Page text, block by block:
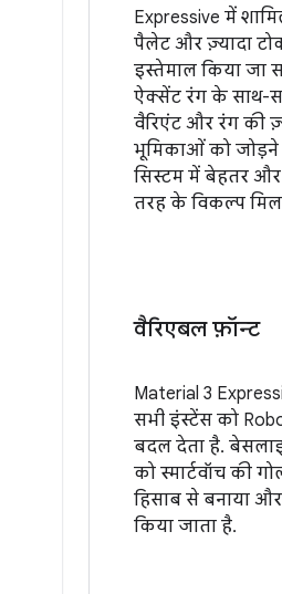
Expressive में
पैलेट और ज़्यादा
इस्तेमाल किया जा
ऐक्सेंट रंग के साथ-
वैरिएंट और रंग की
भूमिकाओं को जोड़ने
सिस्टम में बेहतर
तरह के विकल्प
वैरिएबल फ़ॉन्ट
Material 3
सभी इंस्टेंस को
बदल देता है.
को स्मार्टवॉच की
हिसाब से बनाया
किया जाता है.